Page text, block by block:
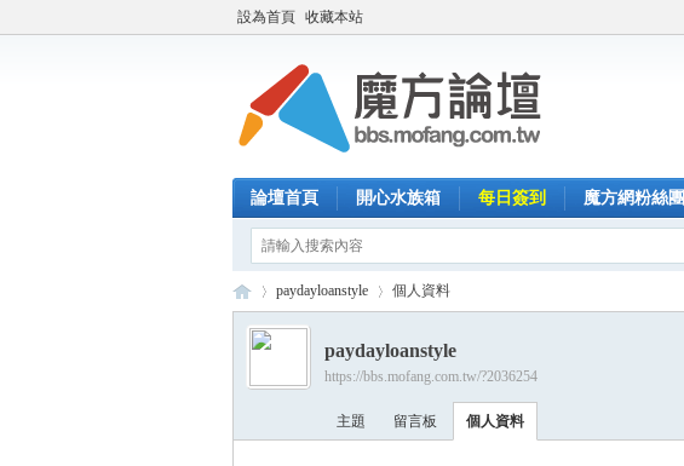
設為首頁 收藏本站
論壇首頁 開心水族箱 每日簽到 魔方網粉絲團
›
paydayloanstyle 個人資料
paydayloanstyle
https://bbs.mofang.com.tw/?2036254
主題 留言板 個人資料